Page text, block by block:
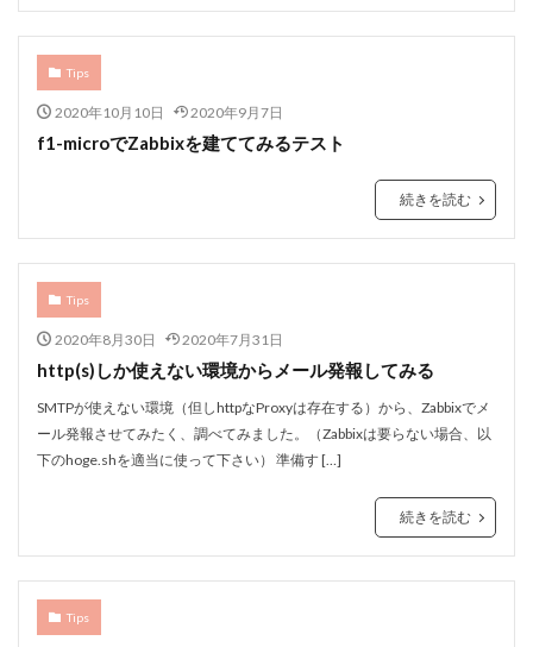
Tips
2020年10月10日 2020年9月7日
f1-microでZabbixを建ててみるテスト
続きを読む
Tips
2020年8月30日 2020年7月31日
http(s)しか使えない環境からメール発報してみる
SMTPが使えない環境（但しhttpなProxyは存在する）から、Zabbixでメ
ール発報させてみたく、調べてみました。（Zabbixは要らない場合、以
下のhoge.shを適当に使って下さい） 準備す […]
続きを読む
Tips